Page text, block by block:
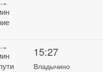
15:27
Владычино